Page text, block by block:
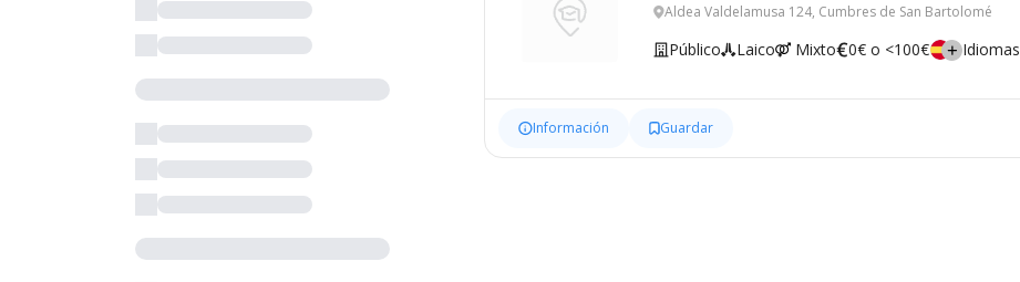
Aldea Valdelamusa 124, Cumbres de San Bartolomé
Público Laico Mixto 0€ o <100€ Idiomas
Información Guardar